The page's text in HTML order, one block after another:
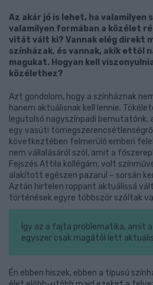
Az akár jó is lehet, ha valamilyen
valamilyen formában a közélet
vitát vált ki? Vannak elég direkt
színházak, és vannak, akik ettől
magukat. Hogyan kell
közélethez?
Azt gondolom, hogy a színháznak
hanem aktuálisnak kell lennie.
legutolsó nagyszínpadi bemutatónk,
egy vasúti
következtében felmerülő emberi
nem vállalásáról szól, amit a
Fejszés Attila kollégám, volt
alakított egészen pazarul – sorsán
Aztán hirtelen roppant aktuálissá
történések egyre többször szóltak
Így az a fajta problematika, amit
egyszer csak magától lett
Én ebben hiszek, ebben a típusú